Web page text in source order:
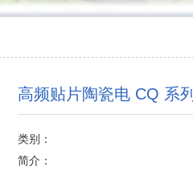
高频贴片陶瓷电 CQ 系列
类别：
简介：